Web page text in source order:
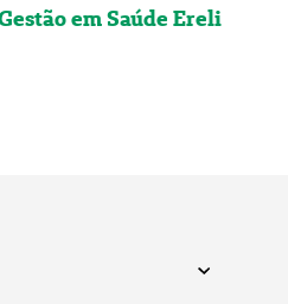
em Saúde Ereli